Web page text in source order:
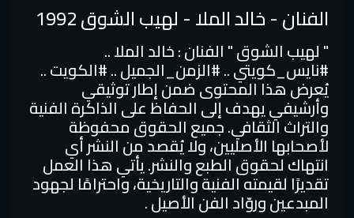
الفنان - خالد الملا - لهيب الشوق 1992
" لهيب الشوق " الفنان : خالد الملا ..
#نايس_كويتي​ .. #الزمن_الجميل​ .. #الكويت​ ..
يُعرض هذا المحتوى ضمن إطار توثيقي
وأرشيفي يهدف إلى الحفاظ على الذاكرة الفنية
والتراث الثقافي. جميع الحقوق محفوظة
لأصحابها الأصليين، ولا يُقصد من النشر أي
انتهاك لحقوق الطبع والنشر. يأتي هذا العمل
تقديرًا لقيمته الفنية والتاريخية، واحترامًا لجهود
المبدعين وروّاد الفن الأصيل .